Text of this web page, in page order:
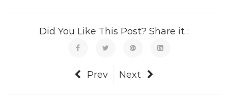
Did You Like This Post? Share it :
Prev Next